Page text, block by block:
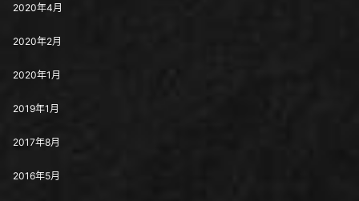
2020年4月
2020年2月
2020年1月
2019年1月
2017年8月
2016年5月